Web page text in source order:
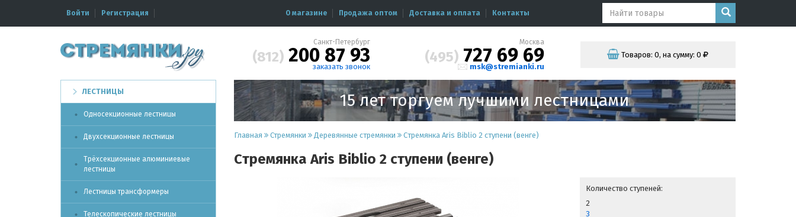
Войти Регистрация О магазине Продажа оптом Доставка и оплата Контакты
Санкт-Петербург
(812) 200 87 93
заказать звонок
Москва
(495) 727 69 69
msk@stremianki.ru
Товаров:0, на сумму:0
ЛЕСТНИЦЫ
Односекционные лестницы
Двухсекционные лестницы
Трёхсекционные алюминиевые
лестницы
Лестницы трансформеры
Телескопические лестницы
15 лет торгуем лучшими лестницами
Главная Стремянки Деревянные стремянки Cтремянка Aris Biblio 2 ступени (венге)
Cтремянка Aris Biblio 2 ступени (венге)
Количество ступеней:
2
3